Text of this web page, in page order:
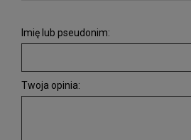
Imię lub pseudonim:
Twoja opinia: